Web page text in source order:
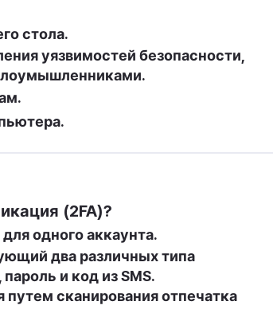
стола.
уязвимостей безопасности,
(2FA)?
одного аккаунта.
два различных типа
и код из SMS.
сканирования отпечатка